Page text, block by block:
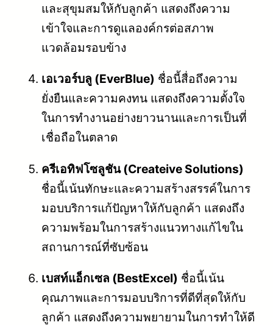
และสุขุมสมให้กับลูกค้า แสดงถึงความ
เข้าใจและการดูแลองค์กรต่อสภาพ
แวดล้อมรอบข้าง
เอเวอร์บลู (EverBlue) ชื่อนี้สื่อถึงความ
ยั่งยืนและความคงทน แสดงถึงความตั้งใจ
ในการทำงานอย่างยาวนานและการเป็นที่
เชื่อถือในตลาด
ครีเอทิฟโซลูชัน (Createive Solutions)
ชื่อนี้เน้นทักษะและความสร้างสรรค์ในการ
มอบบริการแก้ปัญหาให้กับลูกค้า แสดงถึง
ความพร้อมในการสร้างแนวทางแก้ไขใน
สถานการณ์ที่ซับซ้อน
เบสท์แอ็กเซล (BestExcel) ชื่อนี้เน้น
คุณภาพและการมอบบริการที่ดีที่สุดให้กับ
ลูกค้า แสดงถึงความพยายามในการทำให้ดี